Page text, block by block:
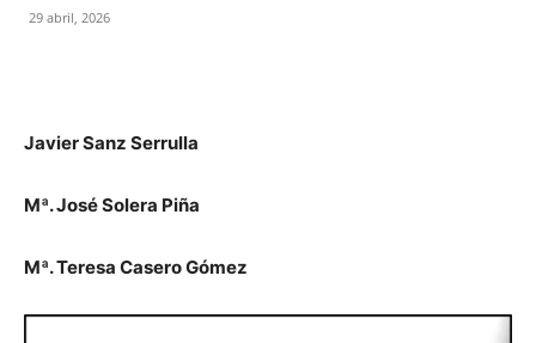
29 abril, 2026
Javier Sanz Serrulla
Mª. José Solera Piña
Mª. Teresa Casero Gómez